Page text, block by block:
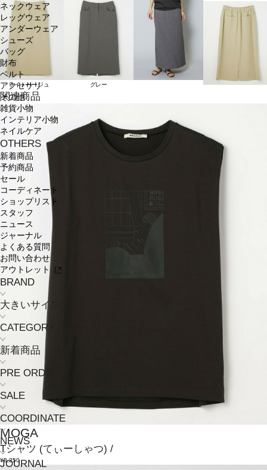
ネックウェア
レッグウェア
アンダーウェア
シューズ
バッグ
財布
ベルト
アクセサリ
その他
雑貨小物
インテリア小物
ネイルケア
OTHERS
新着商品
予約商品
セール
コーディネート
ショップリスト
スタッフ
ニュース
ジャーナル
よくある質問
お問い合わせ
アウトレット
BRAND
大きいサイズ
CATEGORY
新着商品
PRE ORDER
SALE
COORDINATE
NEWS
JOURNAL
ライトベージュ グレー
関連商品
MOGA
Tシャツ (てぃーしゃつ) /
¥8,250